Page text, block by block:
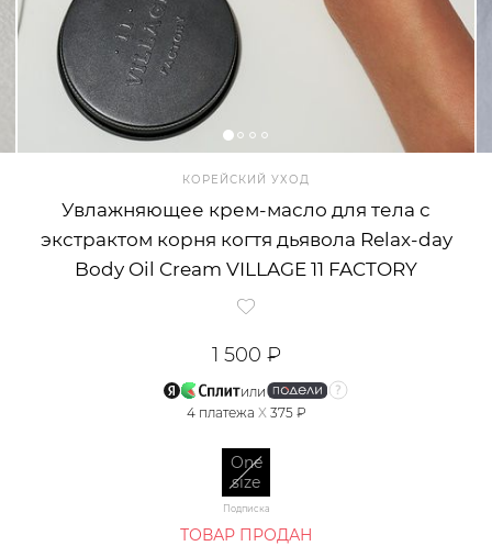
КОРЕЙСКИЙ УХОД
Увлажняющее крем-масло для тела с
экстрактом корня когтя дьявола Relax-day
Body Oil Cream VILLAGE 11 FACTORY
1 500 ₽
или
4 платежа X 375 ₽
One
size
Подписка
ТОВАР ПРОДАН